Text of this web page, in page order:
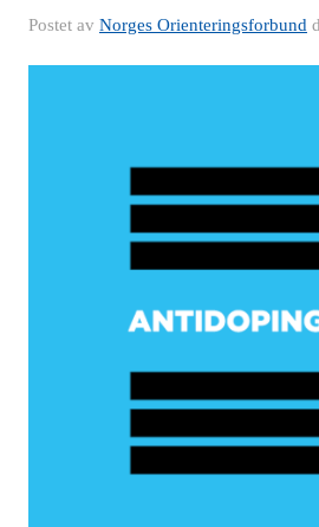
Postet av Norges Orienteringsforbund